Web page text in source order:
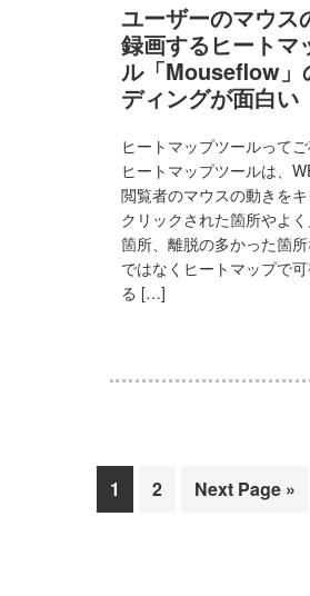
ユーザーのマウス
録画するヒートマ
ル「Mouseflow」
ディングが面白い
ヒートマップツールって
ヒートマップツールは、
閲覧者のマウスの動きをキ
クリックされた箇所やよ
箇所、離脱の多かった箇
ではなくヒートマップで
る […]
次
の
1
次
2
Go
Next Page »